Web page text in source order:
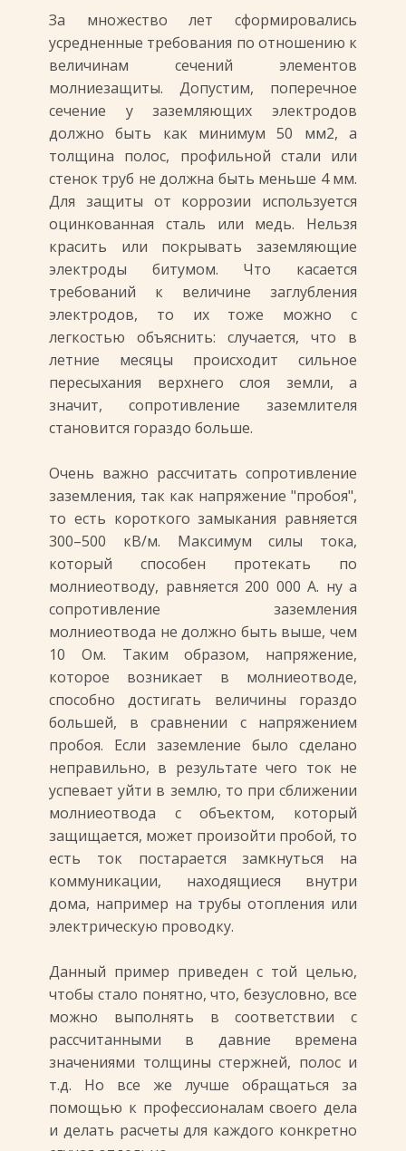
За множество лет сформировались
усредненные требования по отношению к
величинам сечений элементов
молниезащиты. Допустим, поперечное
сечение у заземляющих электродов
должно быть как минимум 50 мм2, а
толщина полос, профильной стали или
стенок труб не должна быть меньше 4 мм.
Для защиты от коррозии используется
оцинкованная сталь или медь. Нельзя
красить или покрывать заземляющие
электроды битумом. Что касается
требований к величине заглубления
электродов, то их тоже можно с
легкостью объяснить: случается, что в
летние месяцы происходит сильное
пересыхания верхнего слоя земли, а
значит, сопротивление заземлителя
становится гораздо больше.
Очень важно рассчитать сопротивление
заземления, так как напряжение "пробоя",
то есть короткого замыкания равняется
300–500 кВ/м. Максимум силы тока,
который способен протекать по
молниеотводу, равняется 200 000 А. ну а
сопротивление заземления
молниеотвода не должно быть выше, чем
10 Ом. Таким образом, напряжение,
которое возникает в молниеотводе,
способно достигать величины гораздо
большей, в сравнении с напряжением
пробоя. Если заземление было сделано
неправильно, в результате чего ток не
успевает уйти в землю, то при сближении
молниеотвода с объектом, который
защищается, может произойти пробой, то
есть ток постарается замкнуться на
коммуникации, находящиеся внутри
дома, например на трубы отопления или
электрическую проводку.
Данный пример приведен с той целью,
чтобы стало понятно, что, безусловно, все
можно выполнять в соответствии с
рассчитанными в давние времена
значениями толщины стержней, полос и
т.д. Но все же лучше обращаться за
помощью к профессионалам своего дела
и делать расчеты для каждого конкретно